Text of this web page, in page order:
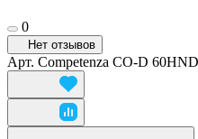
0
Нет отзывов
Арт. Competenza CO-D